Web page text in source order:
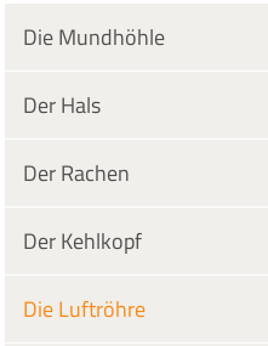
Die Mundhöhle
Der Hals
Der Rachen
Der Kehlkopf
Die Luftröhre